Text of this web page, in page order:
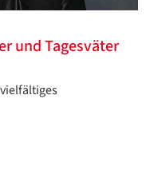
und Tagesväter